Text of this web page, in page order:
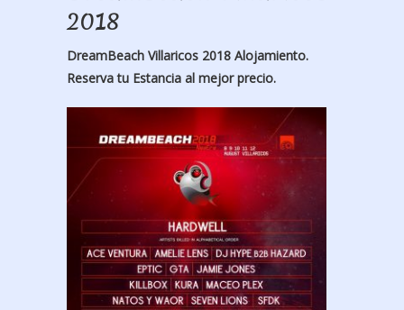
2018
DreamBeach Villaricos 2018 Alojamiento.
Reserva tu Estancia al mejor precio.